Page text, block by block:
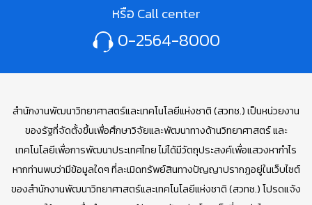
หรือ Call center
0-2564-8000
สำนักงานพัฒนาวิทยาศาสตร์และเทคโนโลยีแห่งชาติ (สวทช.) เป็นหน่วยงาน
ของรัฐที่จัดตั้งขึ้นเพื่อศึกษาวิจัยและพัฒนาทางด้านวิทยาศาสตร์ และ
เทคโนโลยีเพื่อการพัฒนาประเทศไทย ไม่ได้มีวัตถุประสงค์เพื่อแสวงหากำไร
หากท่านพบว่ามีข้อมูลใดๆ ที่ละเมิดทรัพย์สินทางปัญญาปรากฏอยู่ในเว็บไซต์
ของสำนักงานพัฒนาวิทยาศาสตร์และเทคโนโลยีแห่งชาติ (สวทช.) โปรดแจ้ง